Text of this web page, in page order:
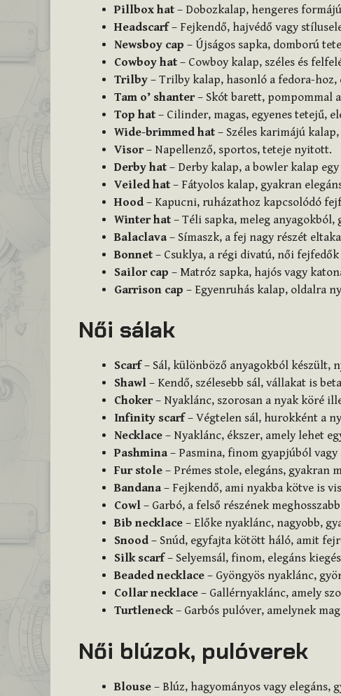
Pillbox hat – Dobozkalap, hengeres
Headscarf– Fejkendő, hajvédő vagy
Newsboy cap – Újságos sapka, domború
Cowboy hat – Cowboy kalap, széles és
Trilby – Trilby kalap, hasonló a fedora-
Tam o’ shanter– Skót barett, pompommal
Top hat – Cilinder, magas, egyenes tetejű,
Wide-brimmed hat – Széles karimájú
Visor– Napellenző, sportos, teteje nyitott.
Derby hat – Derby kalap, a bowler kalap
Veiled hat – Fátyolos kalap, gyakran
Hood– Kapucni, ruházathoz kapcsolódó
Winter hat – Téli sapka, meleg anyagokból,
Balaclava– Símaszk, a fej nagy részét
Bonnet – Csuklya, a régi divatú, női
Sailor cap – Matróz sapka, hajós vagy
Garrison cap – Egyenruhás kalap, oldalra
Női sálak
Scarf– Sál, különböző anyagokból készült,
Shawl – Kendő, szélesebb sál, vállakat is
Choker– Nyaklánc, szorosan a nyak köré
Infinity scarf– Végtelen sál, hurokként a
Necklace – Nyaklánc, ékszer, amely lehet
Pashmina– Pasmina, finom gyapjúból
Fur stole – Prémes stole, elegáns, gyakran
Bandana– Fejkendő, ami nyakba kötve is
Cowl – Garbó, a felső részének
Bib necklace – Előke nyaklánc, nagyobb,
Snood– Snúd, egyfajta kötött háló, amit
Silk scarf– Selyemsál, finom, elegáns
Beaded necklace – Gyöngyös nyaklánc,
Collar necklace – Gallérnyaklánc, amely
Turtleneck– Garbós pulóver, amelynek
Női blúzok, pulóverek
Blouse – Blúz, hagyományos vagy elegáns,